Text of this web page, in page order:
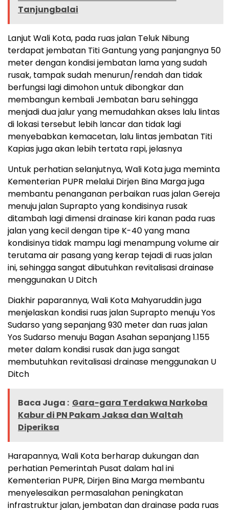
Tanjungbalai
Lanjut Wali Kota, pada ruas jalan Teluk Nibung
terdapat jembatan Titi Gantung yang panjangnya 50
meter dengan kondisi jembatan lama yang sudah
rusak, tampak sudah menurun/rendah dan tidak
berfungsi lagi dimohon untuk dibongkar dan
membangun kembali Jembatan baru sehingga
menjadi dua jalur yang memudahkan akses lalu lintas
di lokasi tersebut lebih lancar dan tidak lagi
menyebabkan kemacetan, lalu lintas jembatan Titi
Kapias juga akan lebih tertata rapi, jelasnya
Untuk perhatian selanjutnya, Wali Kota juga meminta
Kementerian PUPR melalui Dirjen Bina Marga juga
membantu penanganan perbaikan ruas jalan Gereja
menuju jalan Suprapto yang kondisinya rusak
ditambah lagi dimensi drainase kiri kanan pada ruas
jalan yang kecil dengan tipe K-40 yang mana
kondisinya tidak mampu lagi menampung volume air
terutama air pasang yang kerap tejadi di ruas jalan
ini, sehingga sangat dibutuhkan revitalisasi drainase
menggunakan U Ditch
Diakhir paparannya, Wali Kota Mahyaruddin juga
menjelaskan kondisi ruas jalan Suprapto menuju Yos
Sudarso yang sepanjang 930 meter dan ruas jalan
Yos Sudarso menuju Bagan Asahan sepanjang 1.155
meter dalam kondisi rusak dan juga sangat
membutuhkan revitalisasi drainase menggunakan U
Ditch
Baca Juga : Gara-gara Terdakwa Narkoba
Kabur di PN Pakam Jaksa dan Waltah
Diperiksa
Harapannya, Wali Kota berharap dukungan dan
perhatian Pemerintah Pusat dalam hal ini
Kementerian PUPR, Dirjen Bina Marga membantu
menyelesaikan permasalahan peningkatan
infrastruktur jalan, jembatan dan drainase pada ruas